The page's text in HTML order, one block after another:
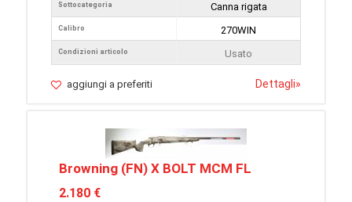
Sottocategoria
Calibro
Condizioni articolo
Canna rigata
270WIN
Usato
aggiungi a preferiti Dettagli»
Browning (FN) X BOLT MCM FL
2.180 €